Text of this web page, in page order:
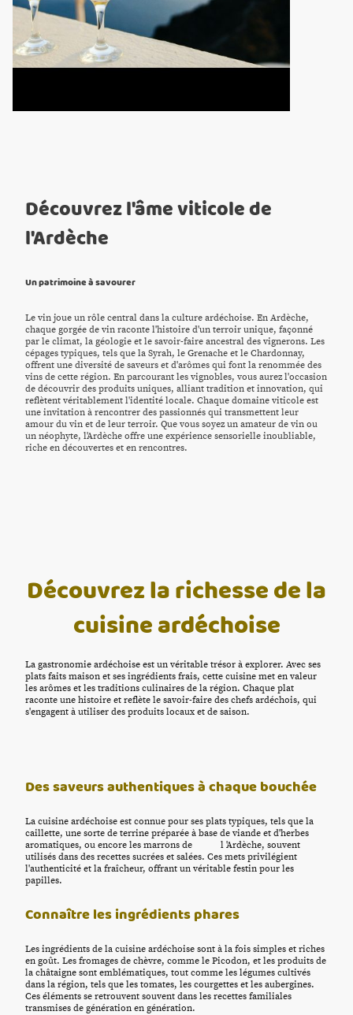
Découvrez l'âme viticole de
l'Ardèche
Un patrimoine à savourer
Le vin joue un rôle central dans la culture ardéchoise. En Ardèche,
chaque gorgée de vin raconte l'histoire d'un terroir unique, façonné
par le climat, la géologie et le savoir-faire ancestral des vignerons. Les
cépages typiques, tels que la Syrah, le Grenache et le Chardonnay,
offrent une diversité de saveurs et d'arômes qui font la renommée des
vins de cette région. En parcourant les vignobles, vous aurez l'occasion
de découvrir des produits uniques, alliant tradition et innovation, qui
reflètent véritablement l'identité locale. Chaque domaine viticole est
une invitation à rencontrer des passionnés qui transmettent leur
amour du vin et de leur terroir. Que vous soyez un amateur de vin ou
un néophyte, l'Ardèche offre une expérience sensorielle inoubliable,
riche en découvertes et en rencontres.
Découvrez la richesse de la
cuisine ardéchoise
La gastronomie ardéchoise est un véritable trésor à explorer. Avec ses
plats faits maison et ses ingrédients frais, cette cuisine met en valeur
les arômes et les traditions culinaires de la région. Chaque plat
raconte une histoire et reflète le savoir-faire des chefs ardéchois, qui
s'engagent à utiliser des produits locaux et de saison.
Des saveurs authentiques à chaque bouchée
La cuisine ardéchoise est connue pour ses plats typiques, tels que la
caillette, une sorte de terrine préparée à base de viande et d'herbes
aromatiques, ou encore les marrons de l 'Ardèche, souvent
utilisés dans des recettes sucrées et salées. Ces mets privilégient
l'authenticité et la fraîcheur, offrant un véritable festin pour les
papilles.
Connaître les ingrédients phares
Les ingrédients de la cuisine ardéchoise sont à la fois simples et riches
en goût. Les fromages de chèvre, comme le Picodon, et les produits de
la châtaigne sont emblématiques, tout comme les légumes cultivés
dans la région, tels que les tomates, les courgettes et les aubergines.
Ces éléments se retrouvent souvent dans les recettes familiales
transmises de génération en génération.